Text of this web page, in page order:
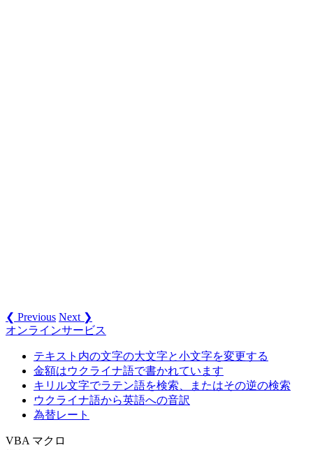
❮ Previous Next ❯
オンラインサービス
テキスト内の文字の大文字と小文字を変更する
金額はウクライナ語で書かれています
キリル文字でラテン語を検索、またはその逆の検索
ウクライナ語から英語への音訳
為替レート
VBA マクロ